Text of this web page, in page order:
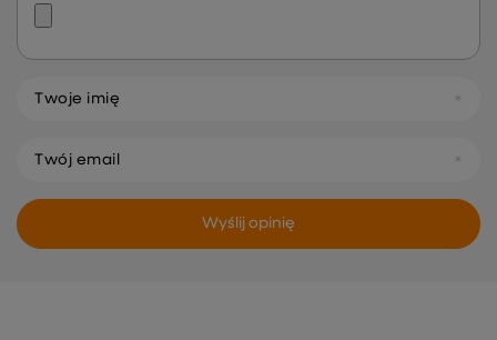
Twoje imię
Twój email
Wyślij opinię